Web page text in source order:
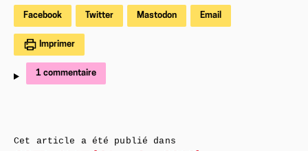
Facebook Twitter Mastodon Email
Imprimer
1 commentaire
Cet article a été publié dans